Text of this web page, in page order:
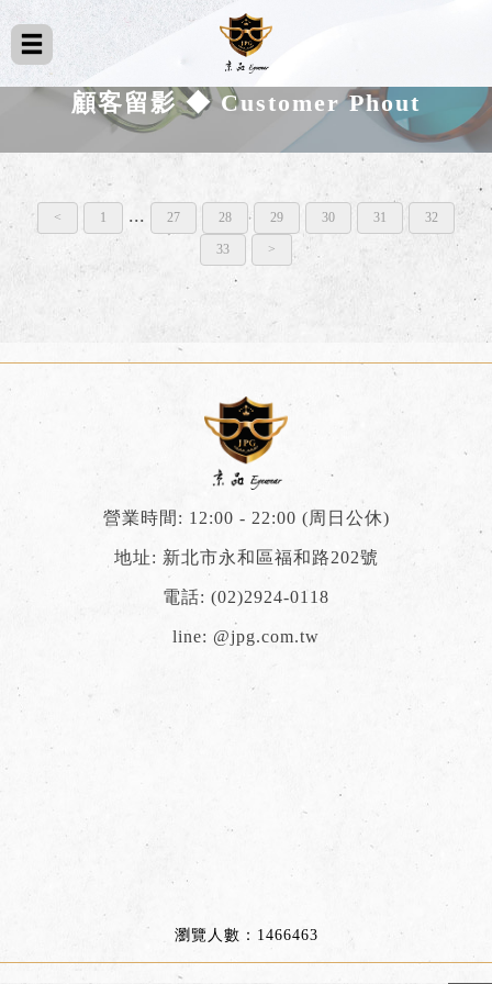
顧客留影 ◆ Customer Phout
< 1 ... 27 28 29 30 31 32
33 >
營業時間: 12:00 - 22:00 (周日公休)
地址: 新北市永和區福和路202號
電話: (02)2924-0118
line: @jpg.com.tw
瀏覽人數：1466463